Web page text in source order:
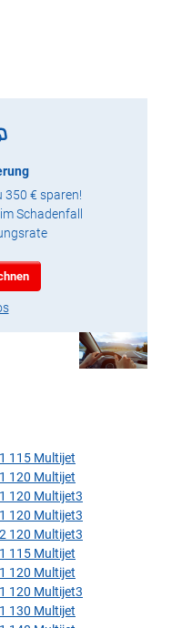
350 € sparen!
Schadenfall
115 Multijet
120 Multijet
120 Multijet3
120 Multijet3
120 Multijet3
115 Multijet
120 Multijet
120 Multijet3
130 Multijet